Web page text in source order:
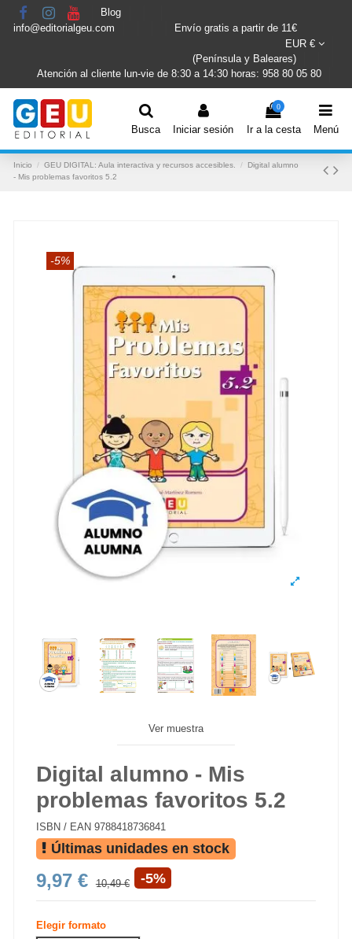
Blog
info@editorialgeu.com
Envío gratis a partir de 11€
EUR €
(Península y Baleares)
Atención al cliente lun-vie de 8:30 a 14:30 horas: 958 80 05 80
Busca Iniciar sesión
0
Ir a la cesta Menú
Inicio GEU DIGITAL: Aula interactiva y recursos accesibles.
Digital alumno
- Mis problemas favoritos 5.2
-5%
Ver muestra
Digital alumno - Mis
problemas favoritos 5.2
ISBN / EAN 9788418736841
Últimas unidades en stock
9,97 € 10,49 € -5%
Elegir formato